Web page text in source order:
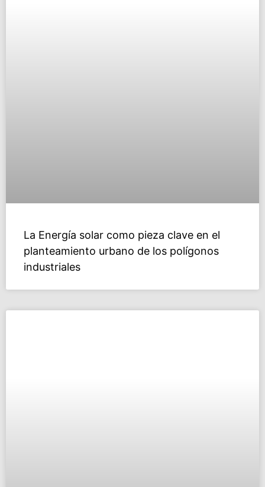
La Energía solar como pieza clave en el
planteamiento urbano de los polígonos
industriales